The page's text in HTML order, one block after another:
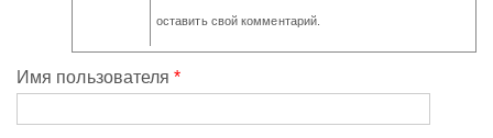
оставить свой комментарий.
Имя пользователя*